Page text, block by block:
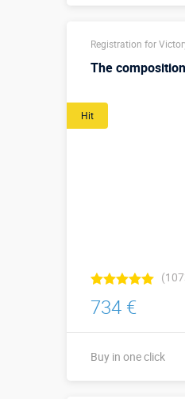
Registration for
The
Hit
734 €
Buy in one click